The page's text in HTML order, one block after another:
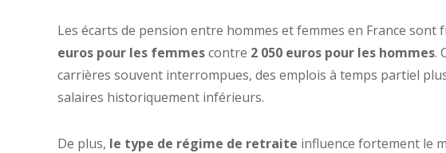
Les écarts de pension entre hommes et femmes en France sont
euros pour les femmescontre 2 050 euros pour les hommes.
carrières souvent interrompues, des emplois à temps partiel
salaires historiquement inférieurs.
De plus, le type de régime de retraite influence fortement le